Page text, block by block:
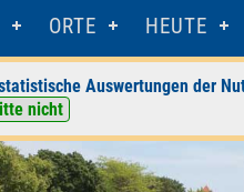
ORTE HEUTE
Auswertungen der
nicht